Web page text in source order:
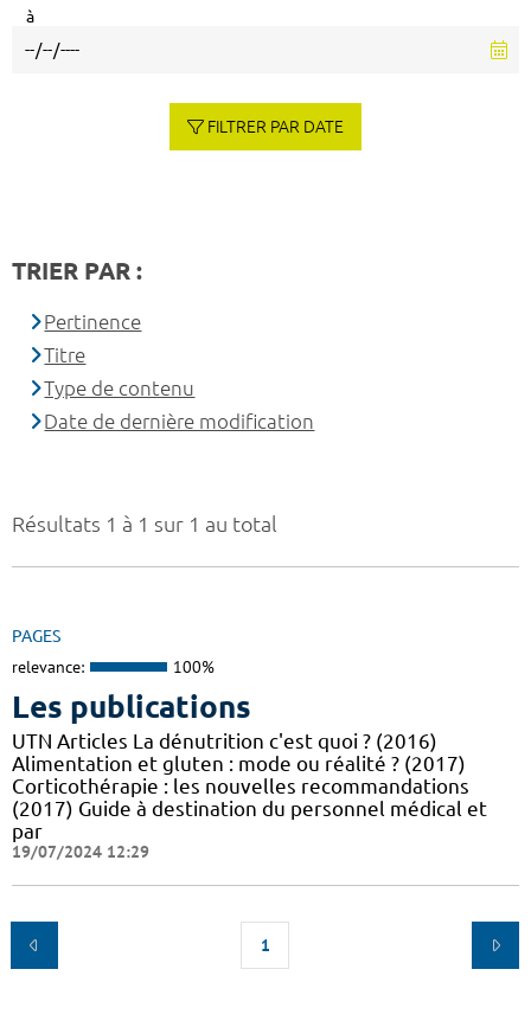
Résultats 1 à 1 sur 1 au total
PAGES
relevance: 100%
Les publications
UTN Articles La dénutrition c'est quoi ? (2016)
Alimentation et gluten : mode ou réalité ? (2017)
Corticothérapie : les nouvelles recommandations
(2017) Guide à destination du personnel médical et
par
19/07/2024 12:29
1
à
FILTRER PAR DATE
TRIER PAR :
Pertinence
Titre
Type de contenu
Date de dernière modification